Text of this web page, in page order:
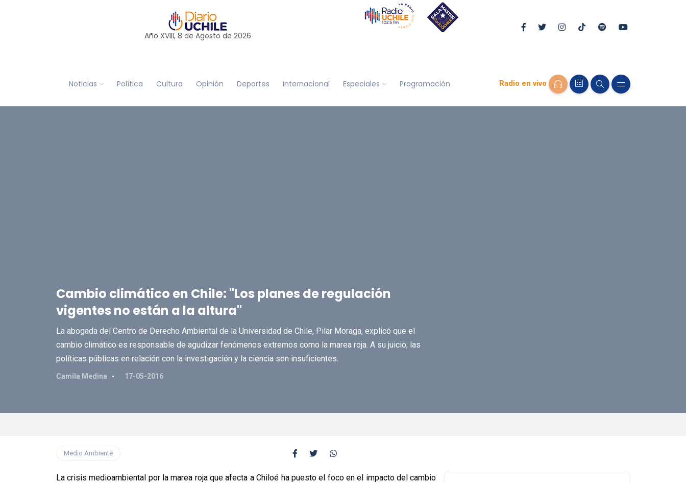
Año XVIII, 8 de Agosto de 2026
Noticias Política Cultura Opinión Deportes Internacional Especiales Programación Radio en vivo
Cambio climático en Chile: "Los planes de regulación
vigentes no están a la altura"
La abogada del Centro de Derecho Ambiental de la Universidad de Chile, Pilar Moraga, explicó que el
cambio climático es responsable de agudizar fenómenos extremos como la marea roja. A su juicio, las
políticas públicas en relación con la investigación y la ciencia son insuficientes.
Camila Medina 17-05-2016
Medio Ambiente
La crisis medioambiental por la marea roja que afecta a Chiloé ha puesto el foco en el impacto del cambio